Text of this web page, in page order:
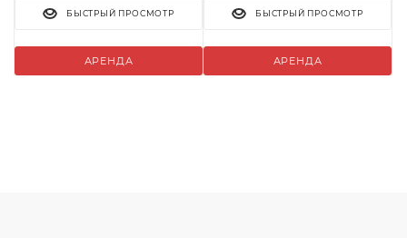
АРЕНДА
БЫСТРЫЙ ПРОСМОТР
АРЕНДА
БЫСТРЫЙ ПРОСМОТР